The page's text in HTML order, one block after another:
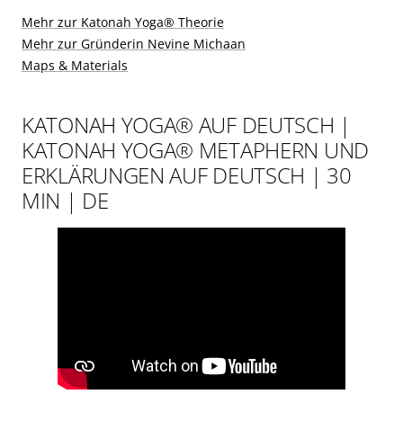
Mehr zur Katonah Yoga® Theorie
Mehr zur Gründerin Nevine Michaan
Maps & Materials
KATONAH YOGA® AUF DEUTSCH |
KATONAH YOGA® METAPHERN UND
ERKLÄRUNGEN AUF DEUTSCH | 30
MIN | DE